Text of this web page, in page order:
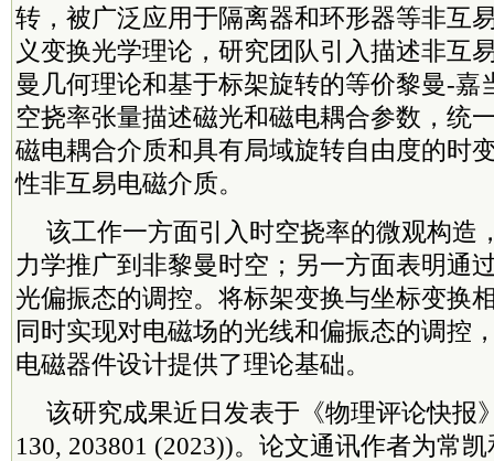
转，被广泛应用于隔离器和环形器等非互
义变换光学理论，研究团队引入描述非互
曼几何理论和基于标架旋转的等价黎曼-嘉
空挠率张量描述磁光和磁电耦合参数，统
磁电耦合介质和具有局域旋转自由度的时
性非互易电磁介质。
该工作一方面引入时空挠率的微观构造
力学推广到非黎曼时空；另一方面表明通
光偏振态的调控。将标架变换与坐标变换
同时实现对电磁场的光线和偏振态的调控
电磁器件设计提供了理论基础。
该研究成果近日发表于《物理评论快报
130, 203801 (2023))。论文通讯作者为常凯